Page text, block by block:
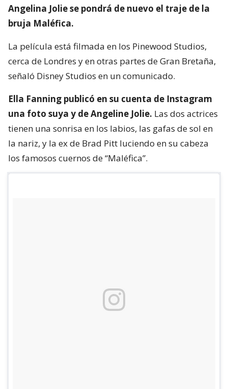
Angelina Jolie se pondrá de nuevo el traje de la
bruja Maléfica.
La película está filmada en los Pinewood Studios,
cerca de Londres y en otras partes de Gran Bretaña,
señaló Disney Studios en un comunicado.
Ella Fanning publicó en su cuenta de Instagram
una foto suya y de Angeline Jolie. Las dos actrices
tienen una sonrisa en los labios, las gafas de sol en
la nariz, y la ex de Brad Pitt luciendo en su cabeza
los famosos cuernos de “Maléfica”.